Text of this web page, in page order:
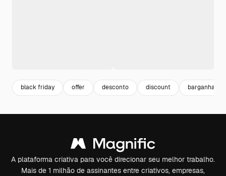
black friday offer desconto discount barganha
A plataforma criativa para você direcionar seu melhor trabalho.
Mais de 1 milhão de assinantes entre criativos, empresas,